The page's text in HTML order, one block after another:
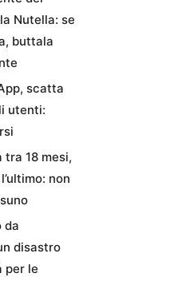
Nutella: se
buttala
scatta
utenti:
tra 18 mesi,
non
da
disastro
per le